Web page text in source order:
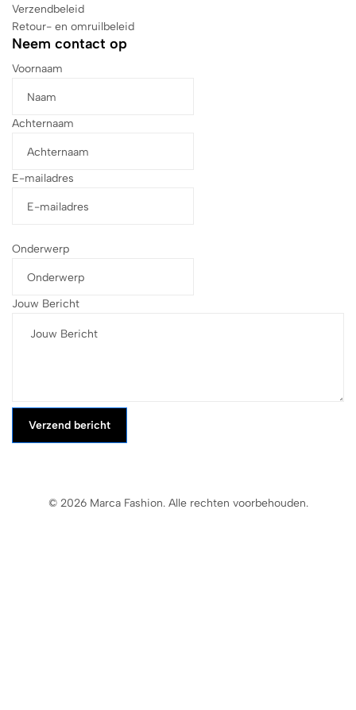
Verzendbeleid
Retour- en omruilbeleid
Neem contact op
Voornaam
Achternaam
E-mailadres
Onderwerp
Jouw Bericht
Verzend bericht
© 2026 Marca Fashion. Alle rechten voorbehouden.